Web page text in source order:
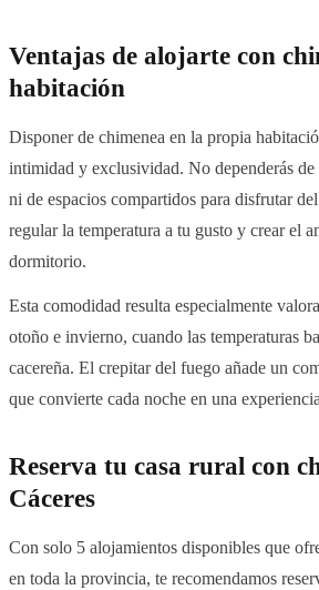
Ventajas de alojarte con
habitación
Disponer de chimenea en la propia
intimidad y exclusividad. No dependerás
ni de espacios compartidos para disfrutar
regular la temperatura a tu gusto y crear el
dormitorio.
Esta comodidad resulta especialmente
otoño e invierno, cuando las temperaturas
cacereña. El crepitar del fuego añade un
que convierte cada noche en una
Reserva tu casa rural con
Cáceres
Con solo 5 alojamientos disponibles que
en toda la provincia, te recomendamos